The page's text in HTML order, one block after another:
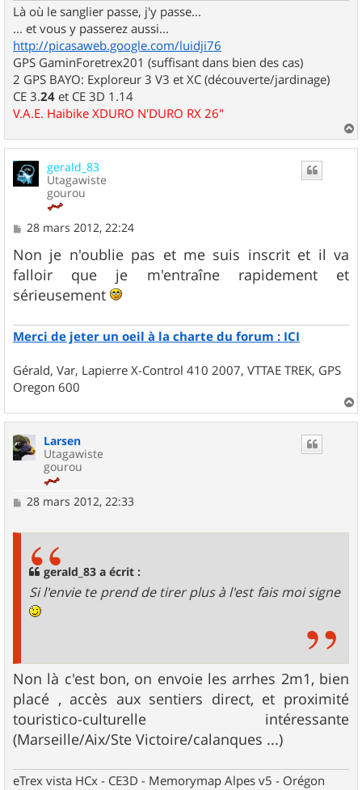
Là où le sanglier passe, j'y passe...
... et vous y passerez aussi...
http://picasaweb.google.com/luidji76
GPS GaminForetrex201 (suffisant dans bien des cas)
2 GPS BAYO: Exploreur 3 V3 et XC (découverte/jardinage)
CE 3.24 et CE 3D 1.14
V.A.E. Haibike XDURO N'DURO RX 26"
a
gerald_83
Utagawiste
gourou
M
s
s
a
g
e
28 mars 2012, 22:24
Non je n'oublie pas et me suis inscrit et il va
falloir que je m'entraîne rapidement et
sérieusement
Merci de jeter un oeil à la charte du forum : ICI
Gérald, Var, Lapierre X-Control 410 2007, VTTAE TREK, GPS
Oregon 600
a
Larsen
Utagawiste
gourou
M
28 mars 2012, 22:33
gerald_83 a écrit :
Si l'envie te prend de tirer plus à l'est fais moi signe
Non là c'est bon, on envoie les arrhes 2m1, bien
placé , accès aux sentiers direct, et proximité
touristico-culturelle intéressante
(Marseille/Aix/Ste Victoire/calanques ...)
eTrex vista HCx - CE3D - Memorymap Alpes v5 - Orégon